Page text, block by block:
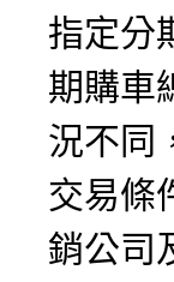
指定分
期購車
況不同
交易條
銷公司